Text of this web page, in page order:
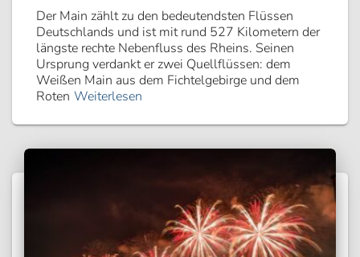
Der Main zählt zu den bedeutendsten Flüssen
Deutschlands und ist mit rund 527 Kilometern der
längste rechte Nebenfluss des Rheins. Seinen
Ursprung verdankt er zwei Quellflüssen: dem
Weißen Main aus dem Fichtelgebirge und dem
Roten Weiterlesen